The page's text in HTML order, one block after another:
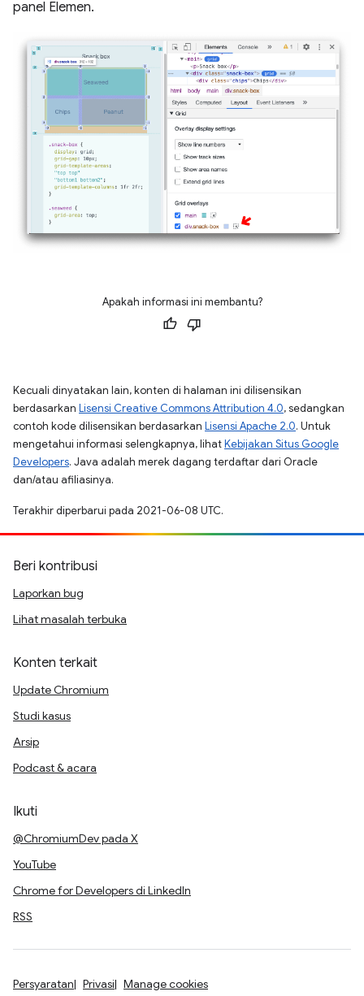
panel Elemen.
Apakah informasi ini membantu?
Kecuali dinyatakan lain, konten di halaman ini dilisensikan
berdasarkan Lisensi Creative Commons Attribution 4.0, sedangkan
contoh kode dilisensikan berdasarkan Lisensi Apache 2.0. Untuk
mengetahui informasi selengkapnya, lihatKebijakan Situs Google
Developers. Java adalah merek dagang terdaftar dari Oracle
dan/atau afiliasinya.
Terakhir diperbarui pada 2021-06-08 UTC.
Beri kontribusi
Laporkan bug
Lihat masalah terbuka
Konten terkait
Update Chromium
Studi kasus
Arsip
Podcast & acara
Ikuti
@ChromiumDev pada X
YouTube
Chrome for Developers di LinkedIn
RSS
Persyaratan Privasi Manage cookies